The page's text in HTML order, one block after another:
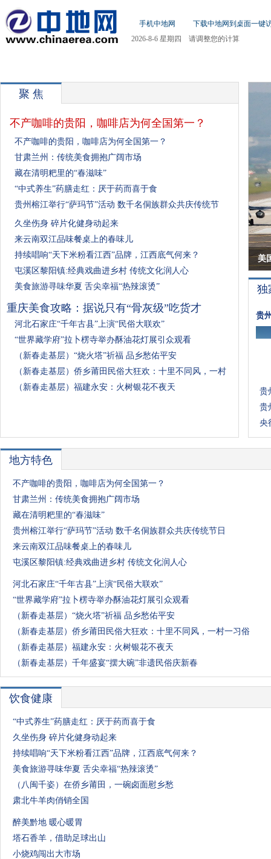
手机中地网
下载中地网到桌面一键
2026-8-6 星期四 请调整您的计算
聚 焦
不产咖啡的贵阳，咖啡店为何全国第一？
不产咖啡的贵阳，咖啡店为何全国第一？
甘肃兰州：传统美食拥抱广阔市场
藏在清明粑里的“春滋味”
“中式养生”药膳走红：厌于药而喜于食
贵州榕江举行“萨玛节”活动 数千名侗族群众共庆传统节
久坐伤身 碎片化健身动起来
来云南双江品味餐桌上的春味儿
持续唱响“天下米粉看江西”品牌，江西底气何来？
屯溪区黎阳镇:经典戏曲进乡村 传统文化润人心
美食旅游寻味华夏 舌尖幸福“热辣滚烫”
重庆美食攻略：据说只有“骨灰级”吃货才
河北石家庄“千年古县”上演“民俗大联欢”
“世界藏学府”拉卜楞寺举办酥油花灯展引众观看
（新春走基层）“烧火塔”祈福 品乡愁佑平安
（新春走基层）侨乡莆田民俗大狂欢：十里不同风，一村
（新春走基层）福建永安：火树银花不夜天
美
独
贵
贵
贵
央
地方特色
不产咖啡的贵阳，咖啡店为何全国第一？
甘肃兰州：传统美食拥抱广阔市场
藏在清明粑里的“春滋味”
贵州榕江举行“萨玛节”活动 数千名侗族群众共庆传统节日
来云南双江品味餐桌上的春味儿
屯溪区黎阳镇:经典戏曲进乡村 传统文化润人心
河北石家庄“千年古县”上演“民俗大联欢”
“世界藏学府”拉卜楞寺举办酥油花灯展引众观看
（新春走基层）“烧火塔”祈福 品乡愁佑平安
（新春走基层）侨乡莆田民俗大狂欢：十里不同风，一村一习俗
（新春走基层）福建永安：火树银花不夜天
（新春走基层）千年盛宴“摆大碗”非遗民俗庆新春
饮食健康
“中式养生”药膳走红：厌于药而喜于食
久坐伤身 碎片化健身动起来
持续唱响“天下米粉看江西”品牌，江西底气何来？
美食旅游寻味华夏 舌尖幸福“热辣滚烫”
（八闽千姿）在侨乡莆田，一碗卤面慰乡愁
肃北牛羊肉俏销全国
醉美黔地 暖心暖胃
塔石香羊，借助足球出山
小烧鸡闯出大市场